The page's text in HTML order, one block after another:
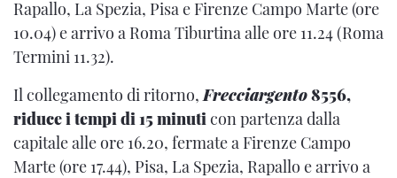
Rapallo, La Spezia, Pisa e Firenze Campo Marte (ore
10.04) e arrivo a Roma Tiburtina alle ore 11.24 (Roma
Termini 11.32).
Il collegamento di ritorno,Frecciargento8556,
riduce i tempi di 15 minuticon partenza dalla
capitale alle ore 16.20, fermate a Firenze Campo
Marte (ore 17.44), Pisa, La Spezia, Rapallo e arrivo a